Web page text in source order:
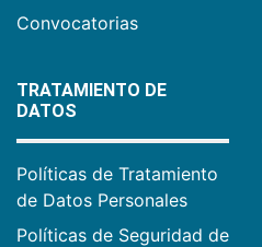
Convocatorias
TRATAMIENTO DE
DATOS
Políticas de Tratamiento
de Datos Personales
Políticas de Seguridad de